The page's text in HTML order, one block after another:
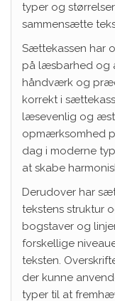
typer og
sammensætte
Sættekassen har
på læsbarhed og
håndværk og
korrekt i
læsevenlig og
opmærksomhed
dag i moderne
at skabe
Derudover har
tekstens struktur
bogstaver og
forskellige
teksten.
der kunne
typer til at